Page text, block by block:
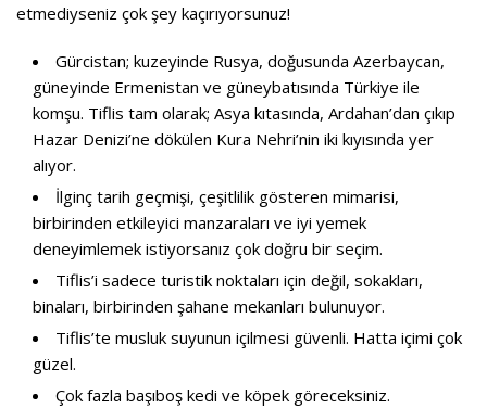
etmediyseniz çok şey kaçırıyorsunuz!
Gürcistan; kuzeyinde Rusya, doğusunda Azerbaycan,
güneyinde Ermenistan ve güneybatısında Türkiye ile
komşu. Tiflis tam olarak; Asya kıtasında, Ardahan’dan çıkıp
Hazar Denizi’ne dökülen Kura Nehri’nin iki kıyısında yer
alıyor.
İlginç tarih geçmişi, çeşitlilik gösteren mimarisi,
birbirinden etkileyici manzaraları ve iyi yemek
deneyimlemek istiyorsanız çok doğru bir seçim.
Tiflis’i sadece turistik noktaları için değil, sokakları,
binaları, birbirinden şahane mekanları bulunuyor.
Tiflis’te musluk suyunun içilmesi güvenli. Hatta içimi çok
güzel.
Çok fazla başıboş kedi ve köpek göreceksiniz.